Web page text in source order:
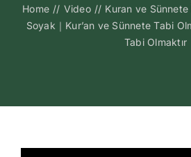
Home // Video // Kuran ve
Soyak｜Kur’an ve Sünnete Tabi
Tabi Olmaktır